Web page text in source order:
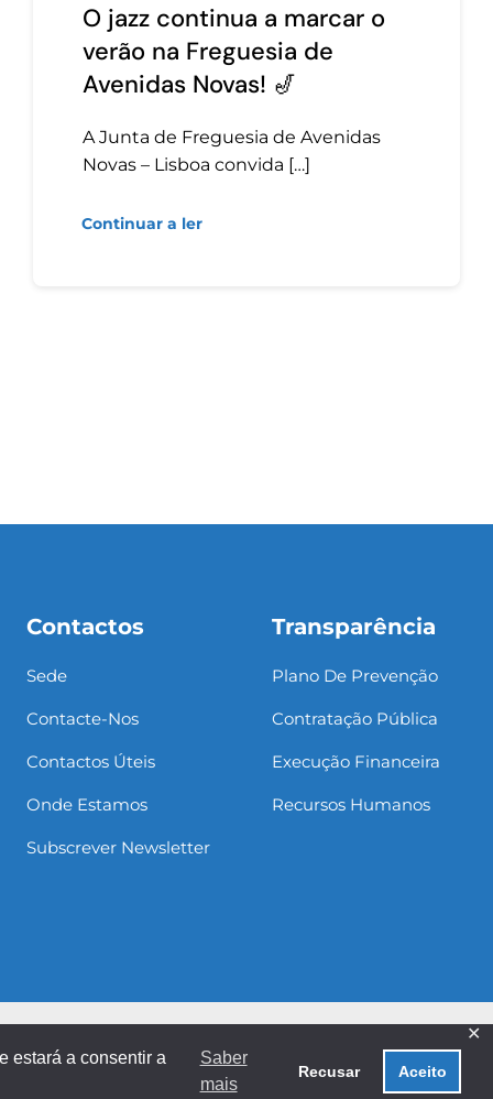
estará a consentir a
Saber
mais
Recusar Aceito
✕
O jazz continua a marcar o
verão na Freguesia de
Avenidas Novas! 🎷
A Junta de Freguesia de Avenidas
Novas – Lisboa convida […]
Continuar a ler
Contactos
Sede
Contacte-Nos
Contactos Úteis
Onde Estamos
Subscrever Newsletter
Transparência
Plano De Prevenção
Contratação Pública
Execução Financeira
Recursos Humanos